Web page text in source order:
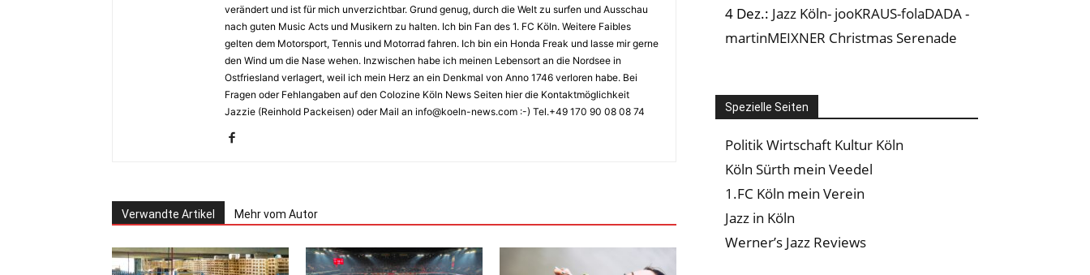
verändert und ist für mich unverzichtbar. Grund genug, durch die Welt zu surfen und Ausschau
nach guten Music Acts und Musikern zu halten. Ich bin Fan des 1. FC Köln. Weitere Faibles
gelten dem Motorsport, Tennis und Motorrad fahren. Ich bin ein Honda Freak und lasse mir gerne
den Wind um die Nase wehen. Inzwischen habe ich meinen Lebensort an die Nordsee in
Ostfriesland verlagert, weil ich mein Herz an ein Denkmal von Anno 1746 verloren habe. Bei
Fragen oder Fehlangaben auf den Colozine Köln News Seiten hier die Kontaktmöglichkeit
Jazzie (Reinhold Packeisen) oder Mail an info@koeln-news.com :-) Tel.+49 170 90 08 08 74
Verwandte Artikel Mehr vom Autor
4 Dez.: Jazz Köln- jooKRAUS-folaDADA -
martinMEIXNER Christmas Serenade
Spezielle Seiten
Politik Wirtschaft Kultur Köln
Köln Sürth mein Veedel
1.FC Köln mein Verein
Jazz in Köln
Werner’s Jazz Reviews